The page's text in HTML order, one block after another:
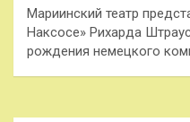
Мариинский театр
Наксосе» Рихарда
рождения немецкого